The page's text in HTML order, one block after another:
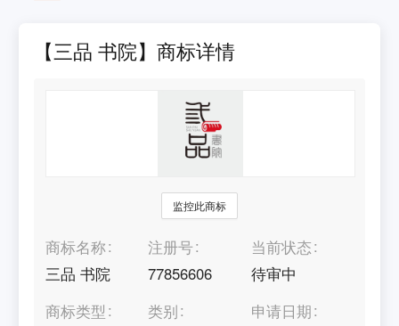
【三品 书院】商标详情
监控此商标
商标名称
三品 书院
注册号
77856606
当前状态
待审中
商标类型
类别
申请日期